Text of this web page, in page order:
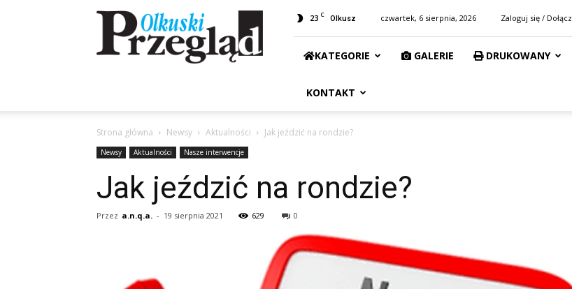
Przegląd
Olkuski
23 C Olkusz czwartek, 6 sierpnia, 2026 Zaloguj się / Dołącz
KATEGORIE GALERIE DRUKOWANY
KONTAKT
Strona główna Newsy Aktualności Jak jeździć na rondzie?
Newsy Aktualności Nasze interwencje
Jak jeździć na rondzie?
Przez a.n.q.a. - 19 sierpnia 2021 629 0